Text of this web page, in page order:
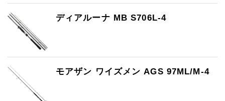
ディアルーナ MB S706L-4
モアザン ワイズメン AGS 97ML/M-4